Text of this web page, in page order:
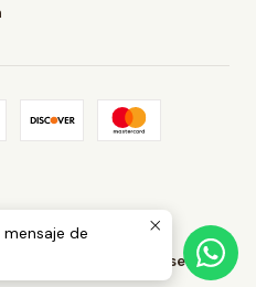
Desarrollado por Jumpseller.
mensaje de